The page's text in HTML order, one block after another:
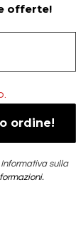
offerte!
Informativa sulla